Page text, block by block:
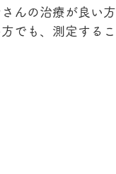
んの治療が良い方
でも、測定するこ